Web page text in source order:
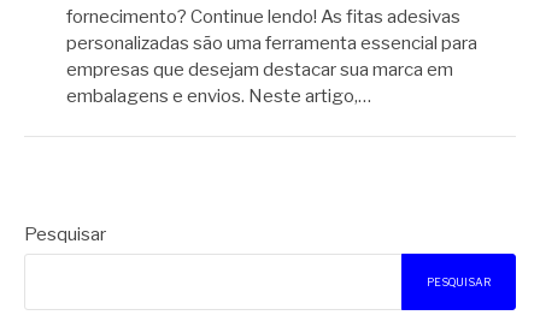
fornecimento? Continue lendo! As fitas adesivas
personalizadas são uma ferramenta essencial para
empresas que desejam destacar sua marca em
embalagens e envios. Neste artigo,…
Pesquisar
PESQUISAR